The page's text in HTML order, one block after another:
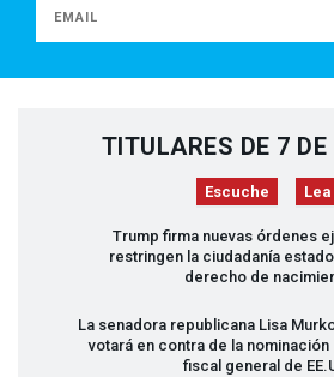
TITULARES DE 7
Escuche Lea
Trump firma nuevas órdenes
restringen la ciudadanía
derecho de
La senadora republicana Lisa
votará en contra de la nominación
fiscal general de